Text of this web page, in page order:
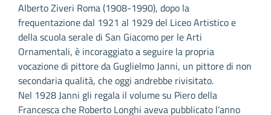
Alberto Ziveri Roma (1908-1990), dopo la
frequentazione dal 1921 al 1929 del Liceo Artistico e
della scuola serale di San Giacomo per le Arti
Ornamentali, è incoraggiato a seguire la propria
vocazione di pittore da Guglielmo Janni, un pittore di non
secondaria qualità, che oggi andrebbe rivisitato.
Nel 1928 Janni gli regala il volume su Piero della
Francesca che Roberto Longhi aveva pubblicato l’anno